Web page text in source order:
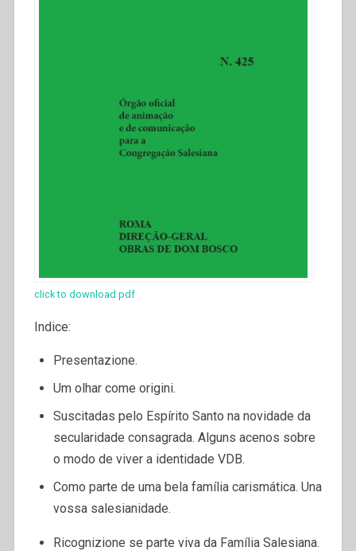
click to download pdf
Indice:
Presentazione.
Um olhar come origini.
Suscitadas pelo Espírito Santo na novidade da
secularidade consagrada. Alguns acenos sobre
o modo de viver a identidade VDB.
Como parte de uma bela família carismática. Una
vossa salesianidade.
Ricognizione se parte viva da Família Salesiana.